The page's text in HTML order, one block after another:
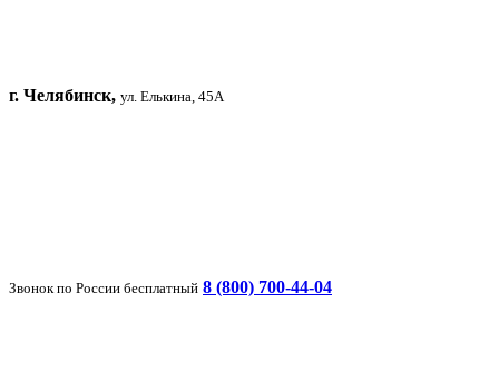
г. Челябинск, ул. Елькина, 45А
Звонок по России бесплатный 8 (800) 700-44-04